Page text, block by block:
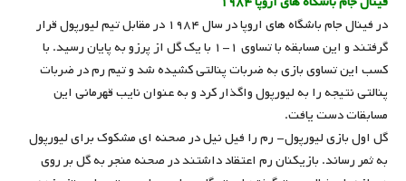
در فینال جام باشگاه های اروپا در سال ۱۹۸۴ در مقابل تیم لیورپول قرار
گرفتند و این مسابقه با تساوی ۱-۱ با یک گل از پرزو به پایان رسید. با
کسب این تساوی بازی به ضربات پنالتی کشیده شد و تیم رم در ضربات
پنالتی نتیجه را به لیورپول واگذار کرد و به عنوان نایب قهرمانی این
مسابقات دست یافت.
گل اول بازی لیورپول- رم را فیل نیل در صحنه ای مشکوک برای لیورپول
به ثمر رساند. بازیکنان رم اعتقاد داشتند در صحنه منجر به گل بر روی